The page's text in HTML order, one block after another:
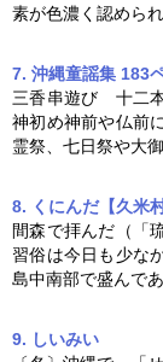
素が色濃く認めら
7. 沖縄童謡集 183
三香串遊び 十二
神初め神前や仏前
霊祭、七日祭や大
8. くにんだ【久米
間森で拝んだ（「
習俗は今日も少な
島中南部で盛んで
9. しいみい